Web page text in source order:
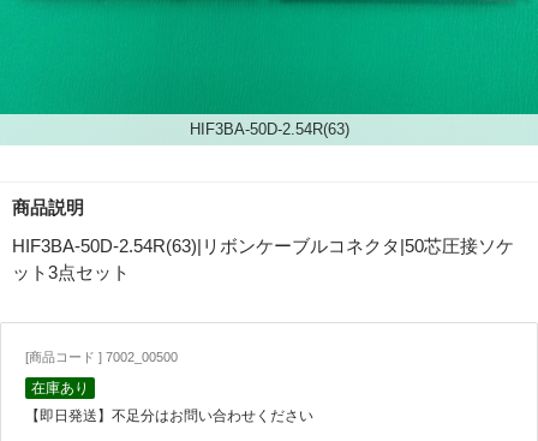
HIF3BA-50D-2.54R(63)
商品説明
HIF3BA-50D-2.54R(63)|リボンケーブルコネクタ|50芯圧接ソケ
ット3点セット
[商品コード ] 7002_00500
在庫あり
【即日発送】不足分はお問い合わせください